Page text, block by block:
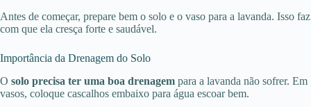
Antes de começar, prepare bem o solo e o vaso para a lavanda. Isso faz
com que ela cresça forte e saudável.
Importância da Drenagem do Solo
O solo precisa ter uma boa drenagem para a lavanda não sofrer. Em
vasos, coloque cascalhos embaixo para água escoar bem.